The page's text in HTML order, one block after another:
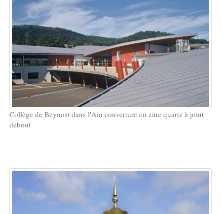
Collège de Beynost dans l'Ain couverture en zinc quartz à joint
debout